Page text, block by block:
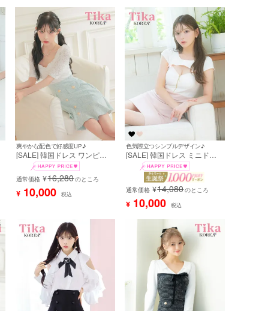
爽やかな配色で好感度UP♪
[SALE] 韓国ドレス ワンピー
ス 袖あり 五分袖 ホワイトレ
ース 切り替え ゴールボタン
ツイード 胸元カバー ミント
ミニドレス Aライン キャバド
レス (緩苺着用) [tk-mdk5022]
通常価格 ¥16,280のところ
¥ 10,000 税込
色気際立つシンプルデザイン♪
[SALE] 韓国ドレス ミニドレ
ス 谷間 ストレッチ 半袖 バス
トカット ジップ リボン バイ
カラー タイト キャバドレス
(黒崎みさ着用) [tk-mdk43]
通常価格 ¥14,080のところ
¥ 10,000 税込